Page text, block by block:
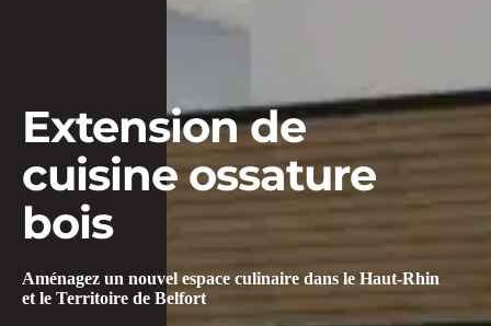
Extension de
cuisine ossature
bois
Aménagez un nouvel espace culinaire dans le Haut-Rhin
et le Territoire de Belfort